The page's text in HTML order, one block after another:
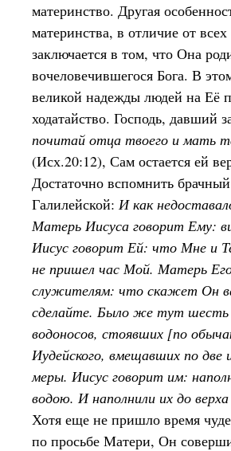
материнство. Другая
материнства, в отличие от
заключается в том, что Она
вочеловечившегося Бога. В
великой надежды людей на Её
ходатайство. Господь, давший
почитай отца твоего и мать
(Исх.20:12), Сам остается ей
Достаточно вспомнить
Галилейской: И как
Матерь Иисуса говорит Ему:
Иисус говорит Ей: что Мне и
не пришел час Мой. Матерь
служителям: что скажет Он
сделайте. Было же тут шесть
водоносов, стоявших [по
Иудейского, вмещавших по две
меры. Иисус говорит им:
водою. И наполнили их до верха
Хотя еще не пришло время
по просьбе Матери, Он